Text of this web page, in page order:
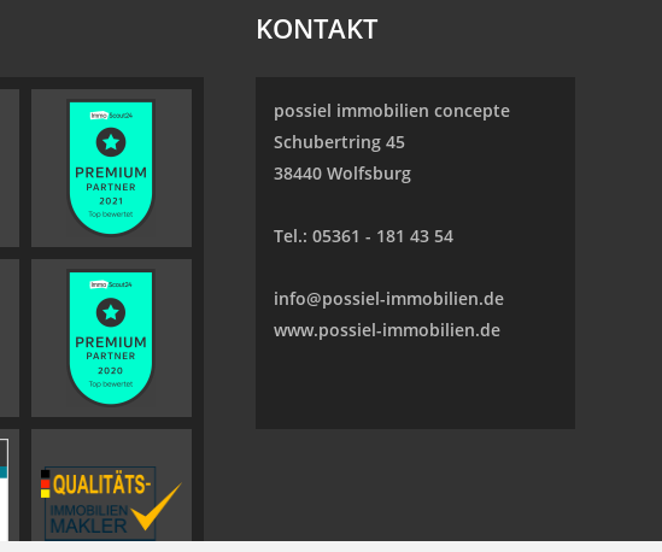
KONTAKT
possiel immobilien concepte
Schubertring 45
38440 Wolfsburg
Tel.: 05361 - 181 43 54
info@possiel-immobilien.de
www.possiel-immobilien.de